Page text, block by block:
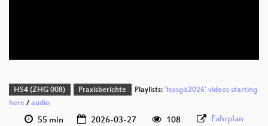
HS4 (ZHG 008) Praxisberichte Playlists: 'fossgis2026' videos starting
here /audio
55 min 2026-03-27 108 Fahrplan